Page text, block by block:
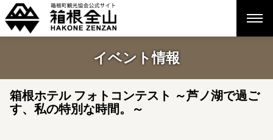
イベント情報
箱根ホテル フォトコンテスト ～芦ノ湖で過ご
す、私の特別な時間。～